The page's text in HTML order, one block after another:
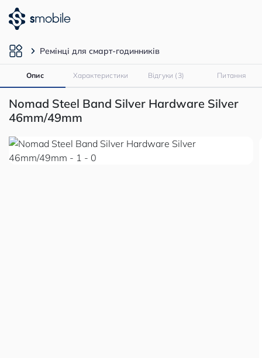
Ремінці для смарт-годинників
Опис Характеристики Відгуки (3) Питання
Nomad Steel Band Silver Hardware Silver
46mm/49mm